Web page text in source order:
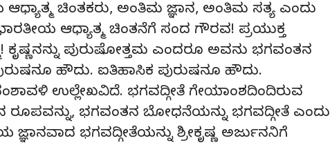
ಆಧ್ಯಾತ್ಮ ಚಿಂತಕರು, ಅಂತಿಮ ಜ್ಞಾನ, ಅಂತಿಮ ಸತ್ಯ ಎಂದು
ಆಧ್ಯಾತ್ಮ ಚಿಂತನೆಗೆ ಸಂದ ಗೌರವ! ಪ್ರಯುಕ್ತ
ಪುರುಷೋತ್ತಮ ಎಂದರೂ ಅವನು ಭಗವಂತನ
ಪುರುಷನೂ ಹೌದು. ಐತಿಹಾಸಿಕ ಪುರುಷನೂ ಹೌದು.
ವಂಶಾವಳಿ ಉಲ್ಲೇಖವಿದೆ. ಭಗವದ್ಗೀತೆ ಗೇಯಾಂಶದಿಂದಿರುವ
ರೂಪವನ್ನು, ಭಗವಂತನ ಬೋಧನೆಯನ್ನು ಭಗವದ್ಗೀತೆ ಎಂದು
ಜ್ಞಾನವಾದ ಭಗವದ್ಗೀತೆಯನ್ನು ಶ್ರೀಕೃಷ್ಣ ಅರ್ಜುನನಿಗೆ